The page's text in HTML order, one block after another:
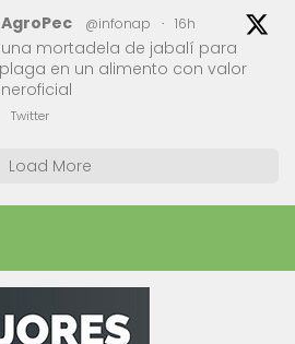
@infonap · 16h
mortadela de jabalí para
en un alimento con valor
Twitter
Load More